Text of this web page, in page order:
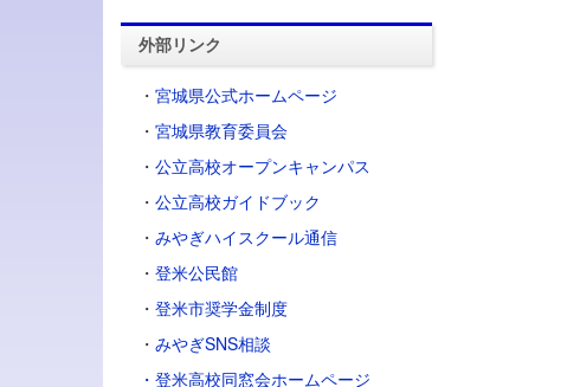
外部リンク
・ 宮城県公式ホームページ
・ 宮城県教育委員会
・ 公立高校オープンキャンパス
・ 公立高校ガイドブック
・ みやぎハイスクール通信
・ 登米公民館
・ 登米市奨学金制度
・ みやぎSNS相談
・登米高校同窓会ホームページ